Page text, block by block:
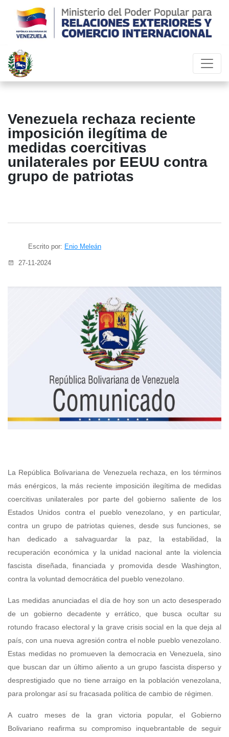
Venezuela rechaza reciente
imposición ilegítima de
medidas coercitivas
unilaterales por EEUU contra
grupo de patriotas
Escrito por: Enio Meleán
27-11-2024
La República Bolivariana de Venezuela rechaza, en los términos
más enérgicos, la más reciente imposición ilegítima de medidas
coercitivas unilaterales por parte del gobierno saliente de los
Estados Unidos contra el pueblo venezolano, y en particular,
contra un grupo de patriotas quienes, desde sus funciones, se
han dedicado a salvaguardar la paz, la estabilidad, la
recuperación económica y la unidad nacional ante la violencia
fascista diseñada, financiada y promovida desde Washington,
contra la voluntad democrática del pueblo venezolano.
Las medidas anunciadas el día de hoy son un acto desesperado
de un gobierno decadente y errático, que busca ocultar su
rotundo fracaso electoral y la grave crisis social en la que deja al
país, con una nueva agresión contra el noble pueblo venezolano.
Estas medidas no promueven la democracia en Venezuela, sino
que buscan dar un último aliento a un grupo fascista disperso y
desprestigiado que no tiene arraigo en la población venezolana,
para prolongar así su fracasada política de cambio de régimen.
A cuatro meses de la gran victoria popular, el Gobierno
Bolivariano reafirma su compromiso inquebrantable de seguir